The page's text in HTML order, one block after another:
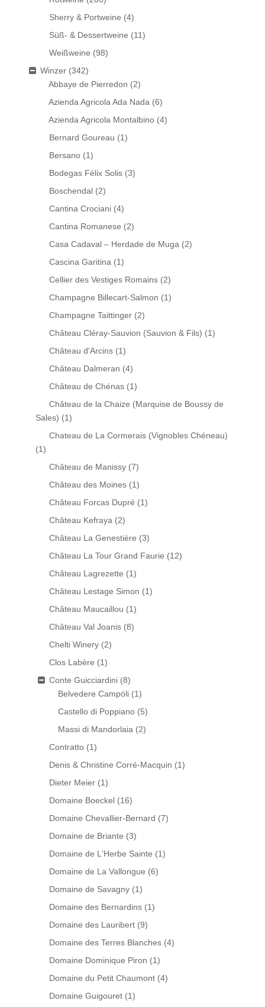
Sherry & Portweine (4)
Süß- & Dessertweine (11)
Weißweine (98)
Winzer (342)
Abbaye de Pierredon (2)
Azienda Agricola Ada Nada (6)
Azienda Agricola Montalbino (4)
Bernard Goureau (1)
Bersano (1)
Bodegas Félix Solis (3)
Boschendal (2)
Cantina Crociani (4)
Cantina Romanese (2)
Casa Cadaval – Herdade de Muga (2)
Cascina Garitina (1)
Cellier des Vestiges Romains (2)
Champagne Billecart-Salmon (1)
Champagne Taittinger (2)
Château Cléray-Sauvion (Sauvion & Fils) (1)
Château d'Arcins (1)
Château Dalmeran (4)
Château de Chénas (1)
Château de la Chaize (Marquise de Boussy de
Sales) (1)
Chateau de La Cormerais (Vignobles Chéneau)
(1)
Château de Manissy (7)
Château des Moines (1)
Château Forcas Dupré (1)
Château Kefraya (2)
Château La Genestière (3)
Château La Tour Grand Faurie (12)
Château Lagrezette (1)
Château Lestage Simon (1)
Château Maucaillou (1)
Château Val Joanis (8)
Chelti Winery (2)
Clos Labère (1)
Conte Guicciardini (8)
Belvedere Campóli (1)
Castello di Poppiano (5)
Massi di Mandorlaia (2)
Contratto (1)
Denis & Christine Corré-Macquin (1)
Dieter Meier (1)
Domaine Boeckel (16)
Domaine Chevallier-Bernard (7)
Domaine de Briante (3)
Domaine de L'Herbe Sainte (1)
Domaine de La Vallongue (6)
Domaine de Savagny (1)
Domaine des Bernardins (1)
Domaine des Lauribert (9)
Domaine des Terres Blanches (4)
Domaine Dominique Piron (1)
Domaine du Petit Chaumont (4)
Domaine Guigouret (1)